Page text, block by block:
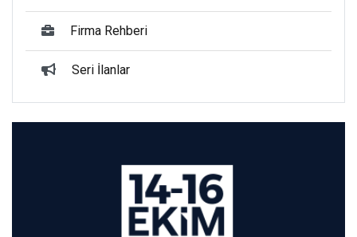
Firma Rehberi
Seri İlanlar